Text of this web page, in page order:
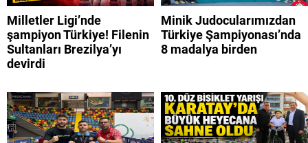
Milletler Ligi’nde
şampiyon Türkiye! Filenin
Sultanları Brezilya’yı
devirdi
Minik Judocularımızdan
Türkiye Şampiyonası’nda
8 madalya birden